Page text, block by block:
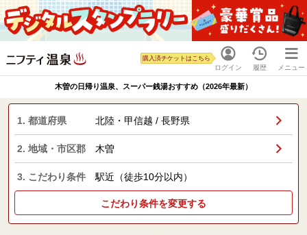
ログイン
購入済チケットはこちら
履歴 メニュー
木曽の日帰り温泉、スーパー銭湯おすすめ（2026年最新）
1. 都道府県 北陸・甲信越 / 長野県
2. 地域・市区郡 木曽
3. こだわり条件 駅近（徒歩10分以内）
こだわり条件を変更する